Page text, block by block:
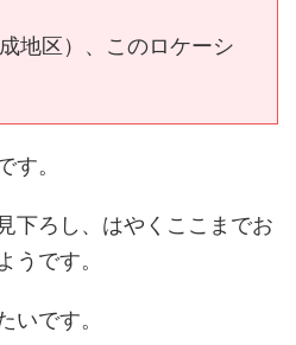
地区）、このロケーシ
す。
下ろし、はやくここまでお
うです。
いです。